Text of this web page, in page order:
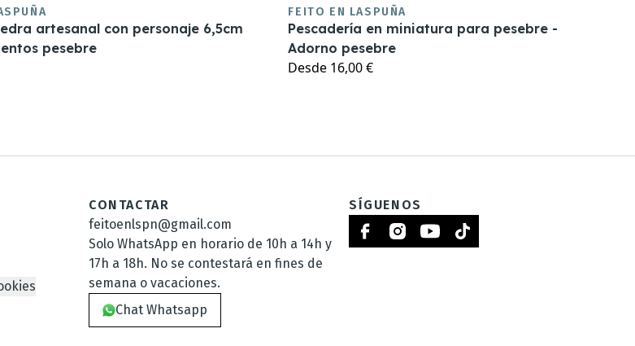
artesanal con personaje 6,5cm
pesebre
FEITO EN LASPUÑA
Pescadería en miniatura para pesebre -
Adorno pesebre
Desde 16,00 €
CONTACTAR
feitoenlspn@gmail.com
Solo WhatsApp en horario de 10h a 14h y
17h a 18h. No se contestará en fines de
semana o vacaciones.
Chat Whatsapp
SÍGUENOS